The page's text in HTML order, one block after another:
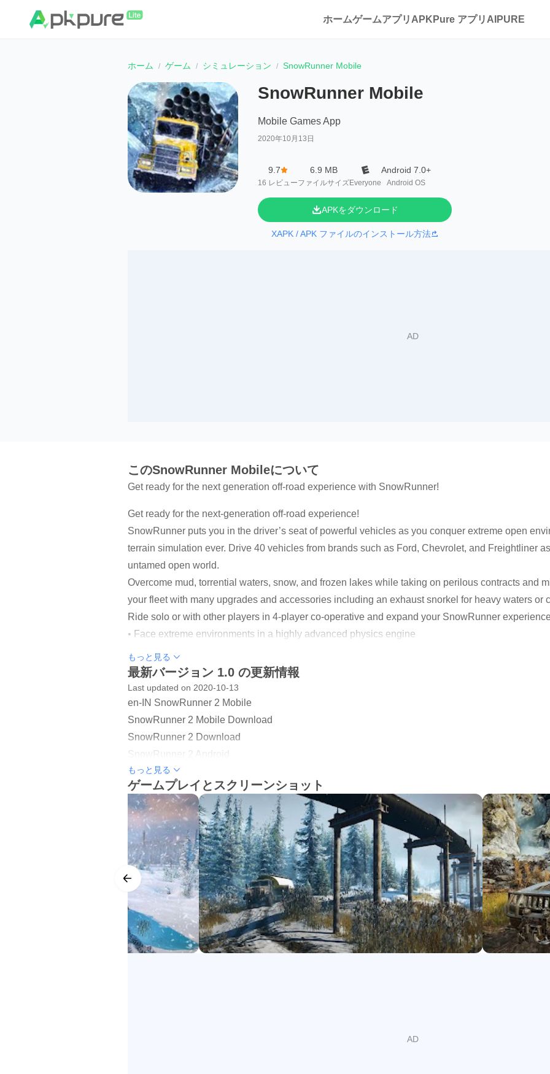
ホームゲームアプリ APKPure アプリ AIPURE
ホーム ゲーム シミュレーション SnowRunner Mobile
SnowRunner Mobile
Mobile Games App
2020年10月13日
9.7
16 レビュー
6.9 MB
ファイルサイズEveryone
Android 7.0+
Android OS
APKをダウンロード
XAPK / APK ファイルのインストール方法
このSnowRunner Mobileについて
Get ready for the next generation off-road experience with SnowRunner!
Get ready for the next-generation off-road experience!
SnowRunner puts you in the driver’s seat of powerful vehicles as you conquer extreme open
terrain simulation ever. Drive 40 vehicles from brands such as Ford, Chevrolet, and Freightliner
untamed open world.
Overcome mud, torrential waters, snow, and frozen lakes while taking on perilous contracts and
your fleet with many upgrades and accessories including an exhaust snorkel for heavy waters or
Ride solo or with other players in 4-player co-operative and expand your SnowRunner
• Face extreme environments in a highly advanced physics engine
• 40 unique vehicles to unlock, upgrade, and customize
• Complete dozens of challenging missions across an interconnected world
• Go solo or play with other players in 4-player co-op
A WORLD OF CHALLENGE
Carry heavy hauls and extreme payloads by overcoming mud, torrential waters, snow, and frozen
unlockables.
YOUR PERSONAL FLEET
Expand and customize your fleet with many upgrades and accessories including purchasing
your tires, adjusting the ride height, and much more.
DRIVE TOGETHER
Ride solo or with up to four players in co-operative multiplayer and enrich your SnowRunner
mods!
もっと見る
最新バージョン 1.0 の更新情報
Last updated on 2020-10-13
en-IN SnowRunner 2 Mobile
SnowRunner 2 Mobile Download
SnowRunner 2 Download
SnowRunner 2 Android
SnowRunner 2 Game
SnowRunner 2 Mobile Game
SnowRunner 2 Play
SnowRunner 2 Android Game
SnowRunner 2 google play
SnowRunner 2 down
SnowRunner 2 Phone
SnowRunner 2 Phone Game
SnowRunner 2 free
SnowRunner 2
もっと見る
ゲームプレイとスクリーンショット